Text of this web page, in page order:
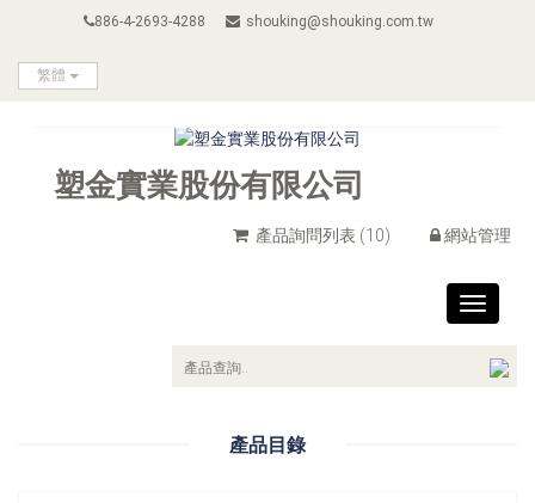
886-4-2693-4288 shouking@shouking.com.tw
繁體
塑金實業股份有限公司
產品詢問列表 (10) 網站管理
Toggle
產品目錄